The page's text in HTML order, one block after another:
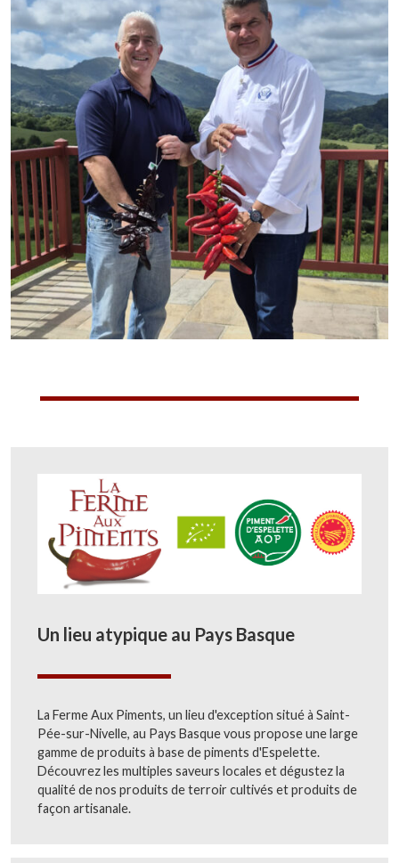
Un lieu atypique au Pays Basque
La Ferme Aux Piments, un lieu d'exception situé à Saint-
Pée-sur-Nivelle, au Pays Basque vous propose une large
gamme de produits à base de piments d'Espelette.
Découvrez les multiples saveurs locales et dégustez la
qualité de nos produits de terroir cultivés et produits de
façon artisanale.